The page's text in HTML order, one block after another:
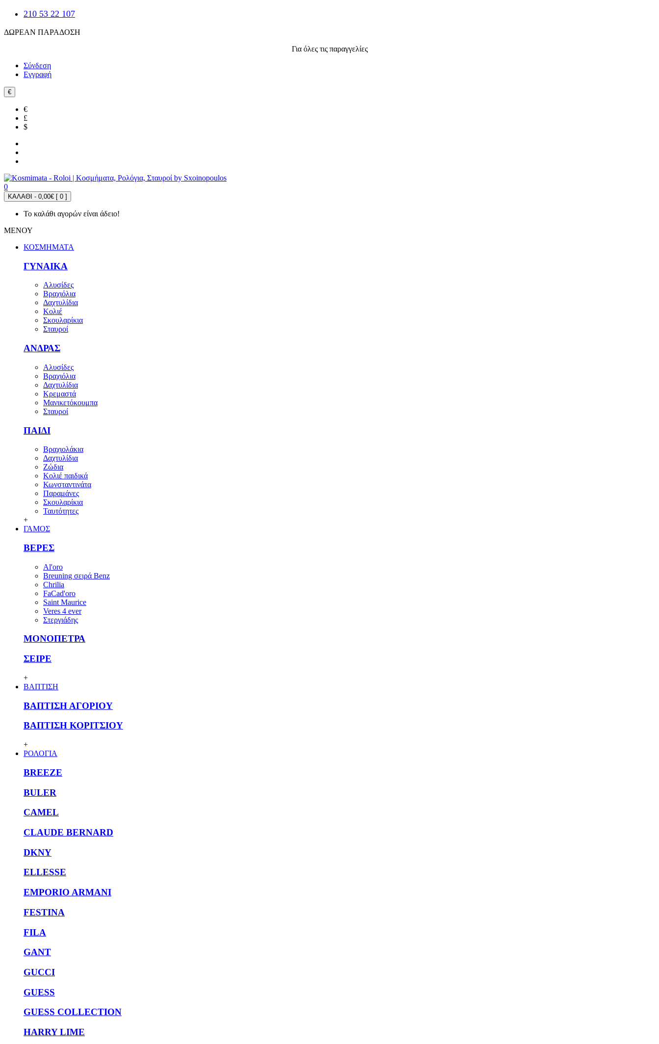
210 53 22 107
ΔΩΡΕΑΝ ΠΑΡΑΔΟΣΗ
Για όλες τις παραγγελίες
Σύνδεση
Εγγραφή
€
€
£
$
0
ΚΑΛΑΘΙ - 0,00€ [ 0 ]
Το καλάθι αγορών είναι άδειο!
ΜΕΝΟΥ
ΚΟΣΜΗΜΑΤΑ
ΓΥΝΑΙΚΑ
Αλυσίδες
Βραχιόλια
Δαχτυλίδια
Κολιέ
Σκουλαρίκια
Σταυροί
ΑΝΔΡΑΣ
Αλυσίδες
Βραχιόλια
Δαχτυλίδια
Κρεμαστά
Μανικετόκουμπα
Σταυροί
ΠΑΙΔΙ
Βραχιολάκια
Δαχτυλίδια
Ζώδια
Κολιέ παιδικά
Κωνσταντινάτα
Παραμάνες
Σκουλαρίκια
Ταυτότητες
+
ΓΑΜΟΣ
ΒΕΡΕΣ
Al'oro
Breuning σειρά Benz
Chrilia
FaCad'oro
Saint Maurice
Veres 4 ever
Στεργιάδης
ΜΟΝΟΠΕΤΡΑ
ΣΕΙΡΕ
+
ΒΑΠΤΙΣΗ
ΒΑΠΤΙΣΗ ΑΓΟΡΙΟΥ
ΒΑΠΤΙΣΗ ΚΟΡΙΤΣΙΟΥ
+
ΡΟΛΟΓΙΑ
BREEZE
BULER
CAMEL
CLAUDE BERNARD
DKNY
ELLESSE
EMPORIO ARMANI
FESTINA
FILA
GANT
GUCCI
GUESS
GUESS COLLECTION
HARRY LIME